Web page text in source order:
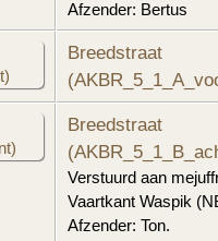
Afzender: Bertus
Breedstraat
Breedstraat
Verstuurd aan
Vaartkant Waspik
Afzender: Ton.